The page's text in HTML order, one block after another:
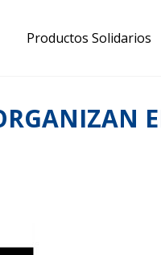
Productos Solidarios